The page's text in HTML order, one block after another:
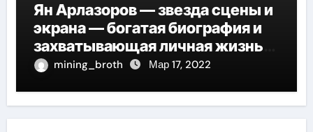
Ян Арлазоров — звезда сцены и
экрана — богатая биография и
захватывающая личная жизнь
великого актера
mining_broth Мар 17, 2022